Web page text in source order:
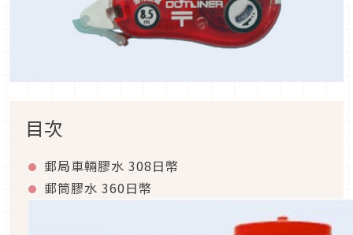
目次
郵局車輛膠水 308日幣
郵筒膠水 360日幣